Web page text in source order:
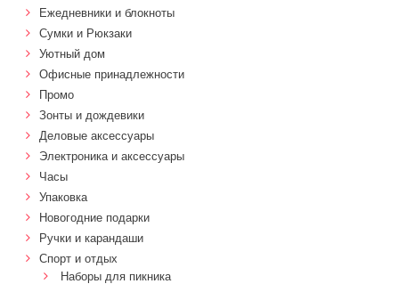
Ежедневники и блокноты
Сумки и Рюкзаки
Уютный дом
Офисные принадлежности
Промо
Зонты и дождевики
Деловые аксессуары
Электроника и аксессуары
Часы
Упаковка
Новогодние подарки
Ручки и карандаши
Спорт и отдых
Наборы для пикника